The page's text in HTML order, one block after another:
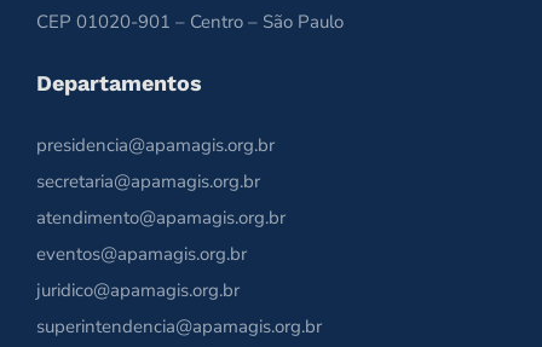
CEP 01020-901 – Centro – São Paulo
Departamentos
presidencia@apamagis.org.br
secretaria@apamagis.org.br
atendimento@apamagis.org.br
eventos@apamagis.org.br
juridico@apamagis.org.br
superintendencia@apamagis.org.br